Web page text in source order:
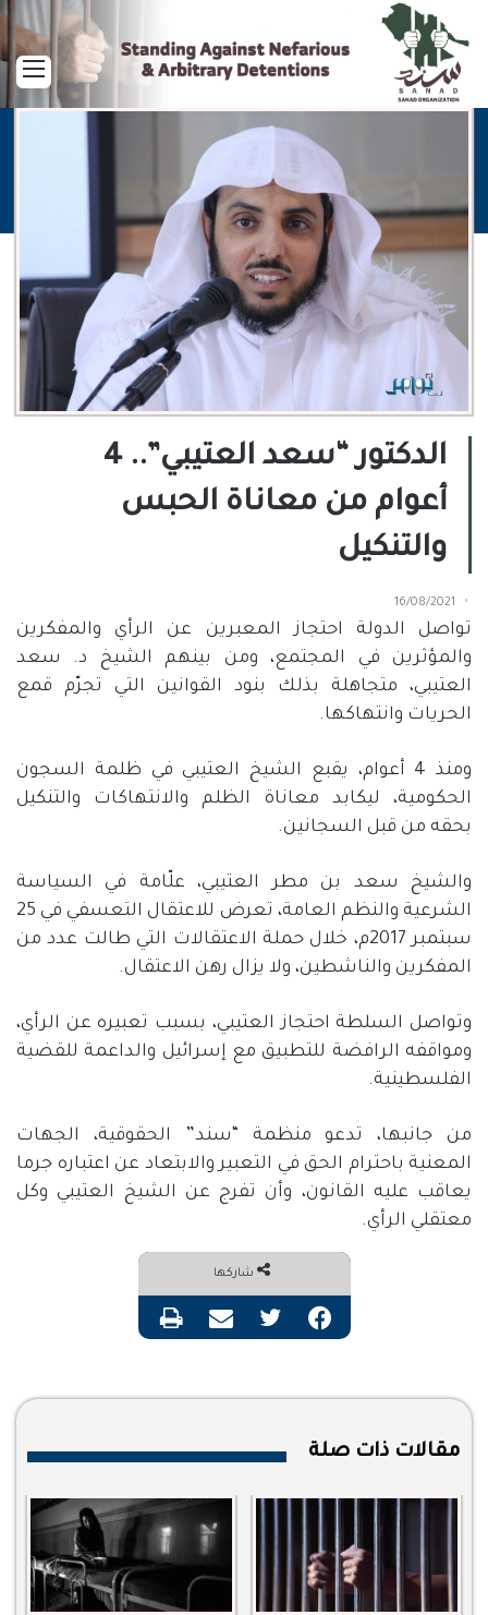
الدكتور “سعد العتيبي”.. 4
أعوام من معاناة الحبس
والتنكيل
16/08/2021
تواصل الدولة احتجاز المعبرين عن الرأي والمفكرين
والمؤثرين في المجتمع، ومن بينهم الشيخ د. سعد
العتيبي، متجاهلة بذلك بنود القوانين التي تجرّم قمع
الحريات وانتهاكها.
ومنذ 4 أعوام، يقبع الشيخ العتيبي في ظلمة السجون
الحكومية، ليكابد معاناة الظلم والانتهاكات والتنكيل
بحقه من قبل السجانين.
والشيخ سعد بن مطر العتيبي، علّامة في السياسة
الشرعية والنظم العامة، تعرض للاعتقال التعسفي في 25
سبتمبر 2017م، خلال حملة الاعتقالات التي طالت عدد من
المفكرين والناشطين، ولا يزال رهن الاعتقال.
وتواصل السلطة احتجاز العتيبي، بسبب تعبيره عن الرأي،
ومواقفه الرافضة للتطبيق مع إسرائيل والداعمة للقضية
الفلسطينية.
من جانبها، تدعو منظمة “سند” الحقوقية، الجهات
المعنية باحترام الحق في التعبير والابتعاد عن اعتباره جرما
يعاقب عليه القانون، وأن تفرج عن الشيخ العتيبي وكل
معتقلي الرأي.
شاركها
فيسبوك تويتر مشاركة عبر البريد طباعة
مقالات ذات صلة